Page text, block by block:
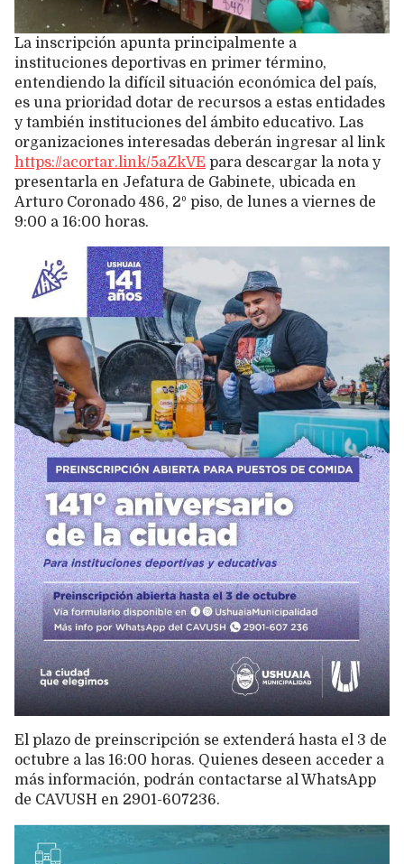
La inscripción apunta principalmente a
instituciones deportivas en primer término,
entendiendo la difícil situación económica del país,
es una prioridad dotar de recursos a estas entidades
y también instituciones del ámbito educativo. Las
organizaciones interesadas deberán ingresar al link
https://acortar.link/5aZkVE para descargar la nota y
presentarla en Jefatura de Gabinete, ubicada en
Arturo Coronado 486, 2º piso, de lunes a viernes de
9:00 a 16:00 horas.
El plazo de preinscripción se extenderá hasta el 3 de
octubre a las 16:00 horas. Quienes deseen acceder a
más información, podrán contactarse al WhatsApp
de CAVUSH en 2901-607236.